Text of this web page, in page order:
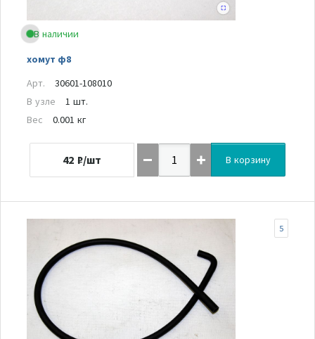
В наличии
хомут ф8
Арт.
30601-108010
В узле
1 шт.
Вес
0.001 кг
42 ₽/шт В корзину
5